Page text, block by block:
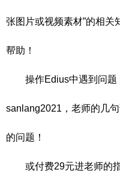
张图片或视频素材”的相
帮助！
操作Edius中遇到问题
sanlang2021，老师的几
的问题！
或付费29元进老师的